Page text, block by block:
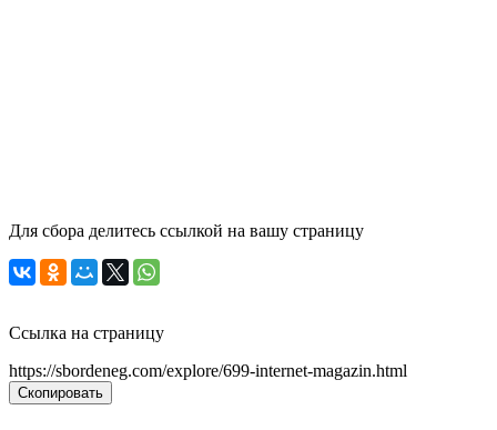
Для сбора делитесь ссылкой на вашу страницу
Ссылка на страницу
https://sbordeneg.com/explore/699-internet-magazin.html
Скопировать